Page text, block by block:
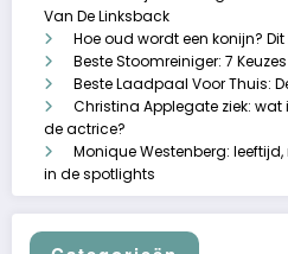
Van De Linksback
Hoe oud wordt een konijn?
Beste Stoomreiniger: 7
Beste Laadpaal Voor Thuis:
Christina Applegate ziek:
de actrice?
Monique Westenberg:
in de spotlights